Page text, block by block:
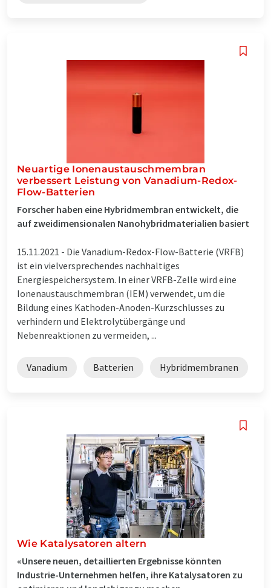
Neuartige Ionenaustauschmembran
verbessert Leistung von Vanadium-Redox-
Flow-Batterien
Forscher haben eine Hybridmembran entwickelt, die
auf zweidimensionalen Nanohybridmaterialien basiert
15.11.2021 - Die Vanadium-Redox-Flow-Batterie (VRFB)
ist ein vielversprechendes nachhaltiges
Energiespeichersystem. In einer VRFB-Zelle wird eine
Ionenaustauschmembran (IEM) verwendet, um die
Bildung eines Kathoden-Anoden-Kurzschlusses zu
verhindern und Elektrolytübergänge und
Nebenreaktionen zu vermeiden, ...
Vanadium Batterien Hybridmembranen
Wie Katalysatoren altern
«Unsere neuen, detaillierten Ergebnisse könnten
Industrie-Unternehmen helfen, ihre Katalysatoren zu